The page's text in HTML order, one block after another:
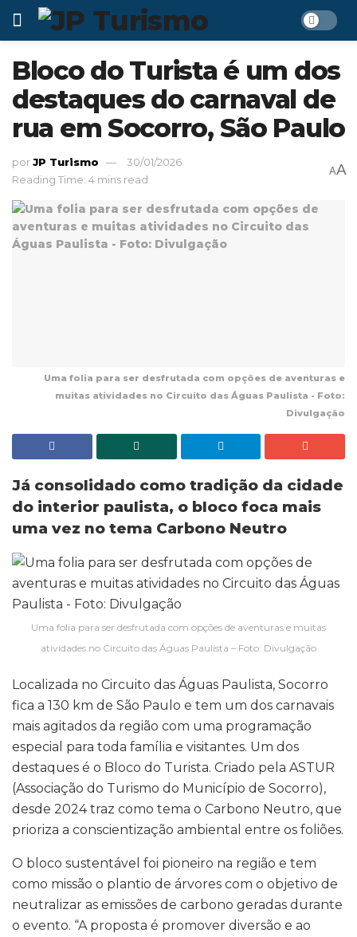
Bloco do Turista é um dos
destaques do carnaval de
rua em Socorro, São Paulo
porJP Turismo
30/01/2026
Reading Time: 4 mins read
AA
Uma folia para ser desfrutada com opções de aventuras e
muitas atividades no Circuito das Águas Paulista - Foto:
Divulgação
Já consolidado como tradição da cidade
do interior paulista, o bloco foca mais
uma vez no tema Carbono Neutro
Uma folia para ser desfrutada com opções de aventuras e muitas
atividades no Circuito das Águas Paulista – Foto: Divulgação
Localizada no Circuito das Águas Paulista, Socorro
fica a 130 km de São Paulo e tem um dos carnavais
mais agitados da região com uma programação
especial para toda família e visitantes. Um dos
destaques é o Bloco do Turista. Criado pela ASTUR
(Associação do Turismo do Município de Socorro),
desde 2024 traz como tema o Carbono Neutro, que
prioriza a conscientização ambiental entre os foliões.
O bloco sustentável foi pioneiro na região e tem
como missão o plantio de árvores com o objetivo de
neutralizar as emissões de carbono geradas durante
o evento. “A proposta é promover diversão e ao